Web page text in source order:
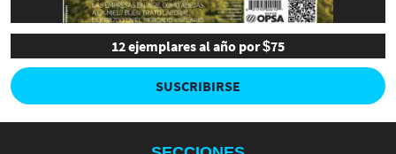
12 ejemplares al año por $75
SUSCRIBIRSE